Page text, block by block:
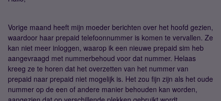
Vorige maand heeft mijn moeder berichten over het hoofd gezien,
waardoor haar prepaid telefoonnummer is komen te vervallen. Ze
kan niet meer inloggen, waarop ik een nieuwe prepaid sim heb
aangevraagd met nummerbehoud voor dat nummer. Helaas
kreeg ze te horen dat het overzetten van het nummer van
prepaid naar prepaid niet mogelijk is. Het zou fijn zijn als het oude
nummer op de een of andere manier behouden kan worden,